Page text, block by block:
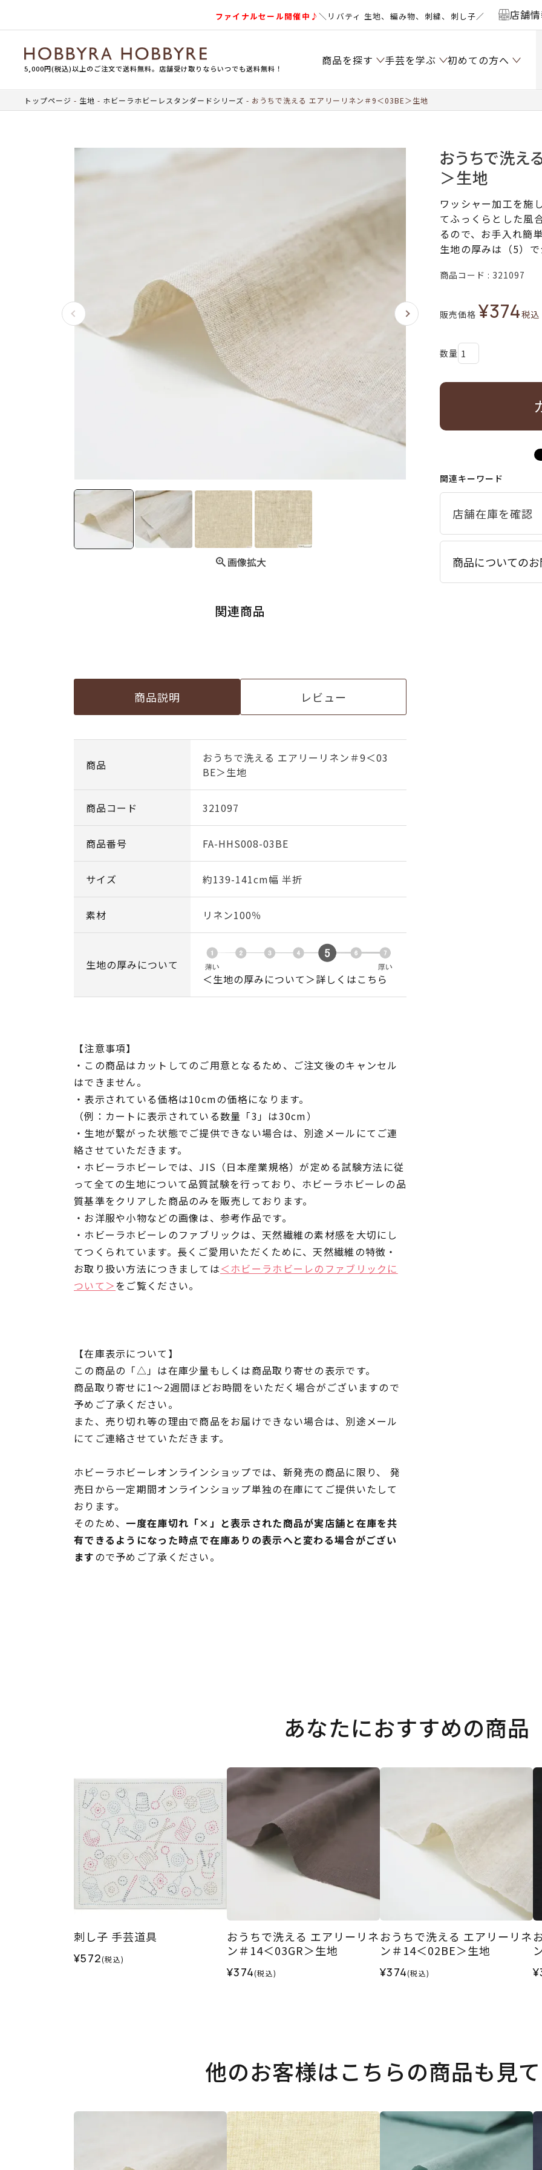
ファイナルセール開催中♪＼リバティ 生地、編み物、刺繍、刺し子／ 店舗
5,000円(税込)以上のご注文で送料無料。店舗受け取りならいつでも送料無料！
商品を探す 手芸を学ぶ 初めての方へ
トップページ 生地 ホビーラホビーレスタンダードシリーズ おうちで洗える エアリーリネン＃9＜03BE＞生地
画像拡大
関連商品
商品説明 レビュー
商品
おうちで洗える エアリーリネン＃9＜03
BE＞生地
商品コード 321097
商品番号 FA-HHS008-03BE
サイズ 約139-141cm幅 半折
素材 リネン100％
生地の厚みについて
＜生地の厚みについて＞詳しくはこちら
【注意事項】
・この商品はカットしてのご用意となるため、ご注文後のキャンセル
はできません。
・表示されている価格は10cmの価格になります。
（例：カートに表示されている数量「3」は30cm）
・生地が繋がった状態でご提供できない場合は、別途メールにてご連
絡させていただきます。
・ホビーラホビーレでは、JIS（日本産業規格）が定める試験方法に従
って全ての生地について品質試験を行っており、ホビーラホビーレの品
質基準をクリアした商品のみを販売しております。
・お洋服や小物などの画像は、参考作品です。
・ホビーラホビーレのファブリックは、天然繊維の素材感を大切にし
てつくられています。長くご愛用いただくために、天然繊維の特徴・
お取り扱い方法につきましては＜ホビーラホビーレのファブリックに
ついて＞をご覧ください。
【在庫表示について】
この商品の「△」は在庫少量もしくは商品取り寄せの表示です。
商品取り寄せに1～2週間ほどお時間をいただく場合がございますので
予めご了承ください。
また、売り切れ等の理由で商品をお届けできない場合は、別途メール
にてご連絡させていただきます。
ホビーラホビーレオンラインショップでは、新発売の商品に限り、 発
売日から一定期間オンラインショップ単独の在庫にてご提供いたして
おります。
そのため、 一度在庫切れ「×」と表示された商品が実店舗と在庫を共
有できるようになった時点で在庫ありの表示へと変わる場合がござい
ますので予めご了承ください。
おうちで洗え
＞生地
ワッシャー加工を施
てふっくらとした風
るので、お手入れ簡
生地の厚みは（5）で
商品コード 321097
販売価格 ¥374税込
関連キーワード
商品についての
あなたにおすすめの商品
刺し子 手芸道具
¥572(税込)
おうちで洗える エアリーリネ
ン＃14＜03GR＞生地
¥374(税込)
おうちで洗える エアリーリネ
ン＃14＜02BE＞生地
¥374(税込)
他のお客様はこちらの商品も見